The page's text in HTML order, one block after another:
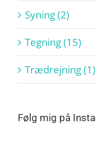
Syning (2)
Tegning (15)
Trædrejning (1)
Følg mig på